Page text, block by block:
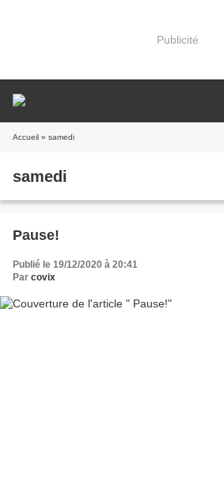
Publicité
Accueil » samedi
samedi
Pause!
Publié le 19/12/2020 à 20:41
Par covix